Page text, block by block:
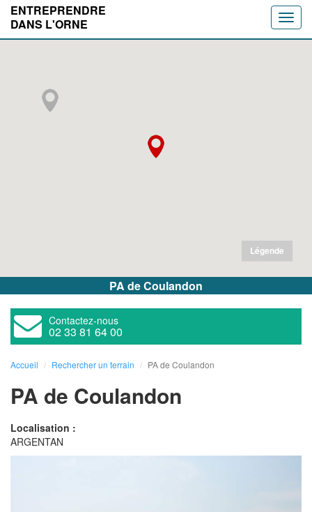
Toggle
ENTREPRENDRE
DANS L'ORNE
Légende
PA de Coulandon
Contactez-nous
02 33 81 64 00
Accueil Rechercher un terrain PA de Coulandon
PA de Coulandon
Localisation :
ARGENTAN